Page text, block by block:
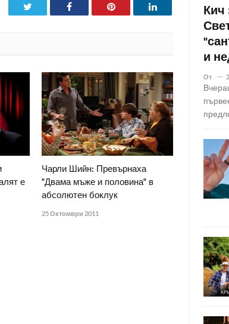
Facebook Pinterest LinkedIn
е
Чарли Шийн: Превърнаха
"Двама мъже и половина" в
абсолютен боклук
25 Октомври 2011
и
От